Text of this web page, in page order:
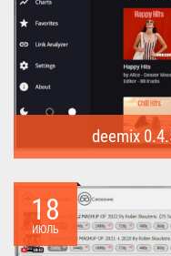
deemix
18
ИЮЛЬ